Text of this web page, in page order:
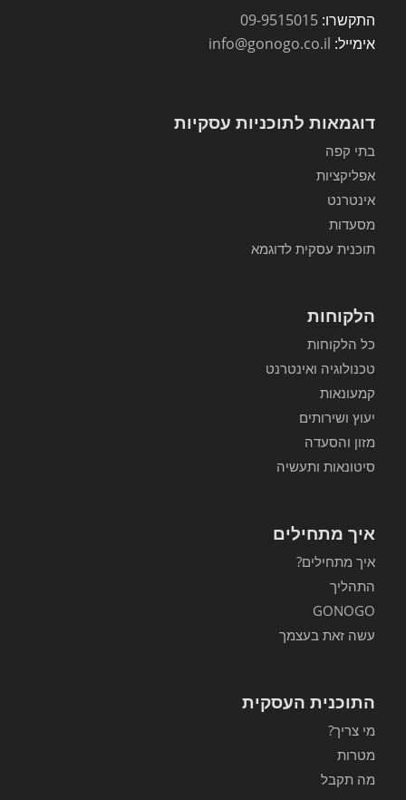
התקשרו: 09-9515015
אימייל: info@gonogo.co.il
דוגמאות לתוכניות עסקיות
בתי קפה
אפליקציות
אינטרנט
מסעדות
תוכנית עסקית לדוגמא
הלקוחות
כל הלקוחות
טכנולוגיה ואינטרנט
קמעונאות
יעוץ ושירותים
מזון והסעדה
סיטונאות ותעשיה
איך מתחילים
איך מתחילים?
התהליך
GONOGO
עשה זאת בעצמך
התוכנית העסקית
מי צריך?
מטרות
מה תקבל